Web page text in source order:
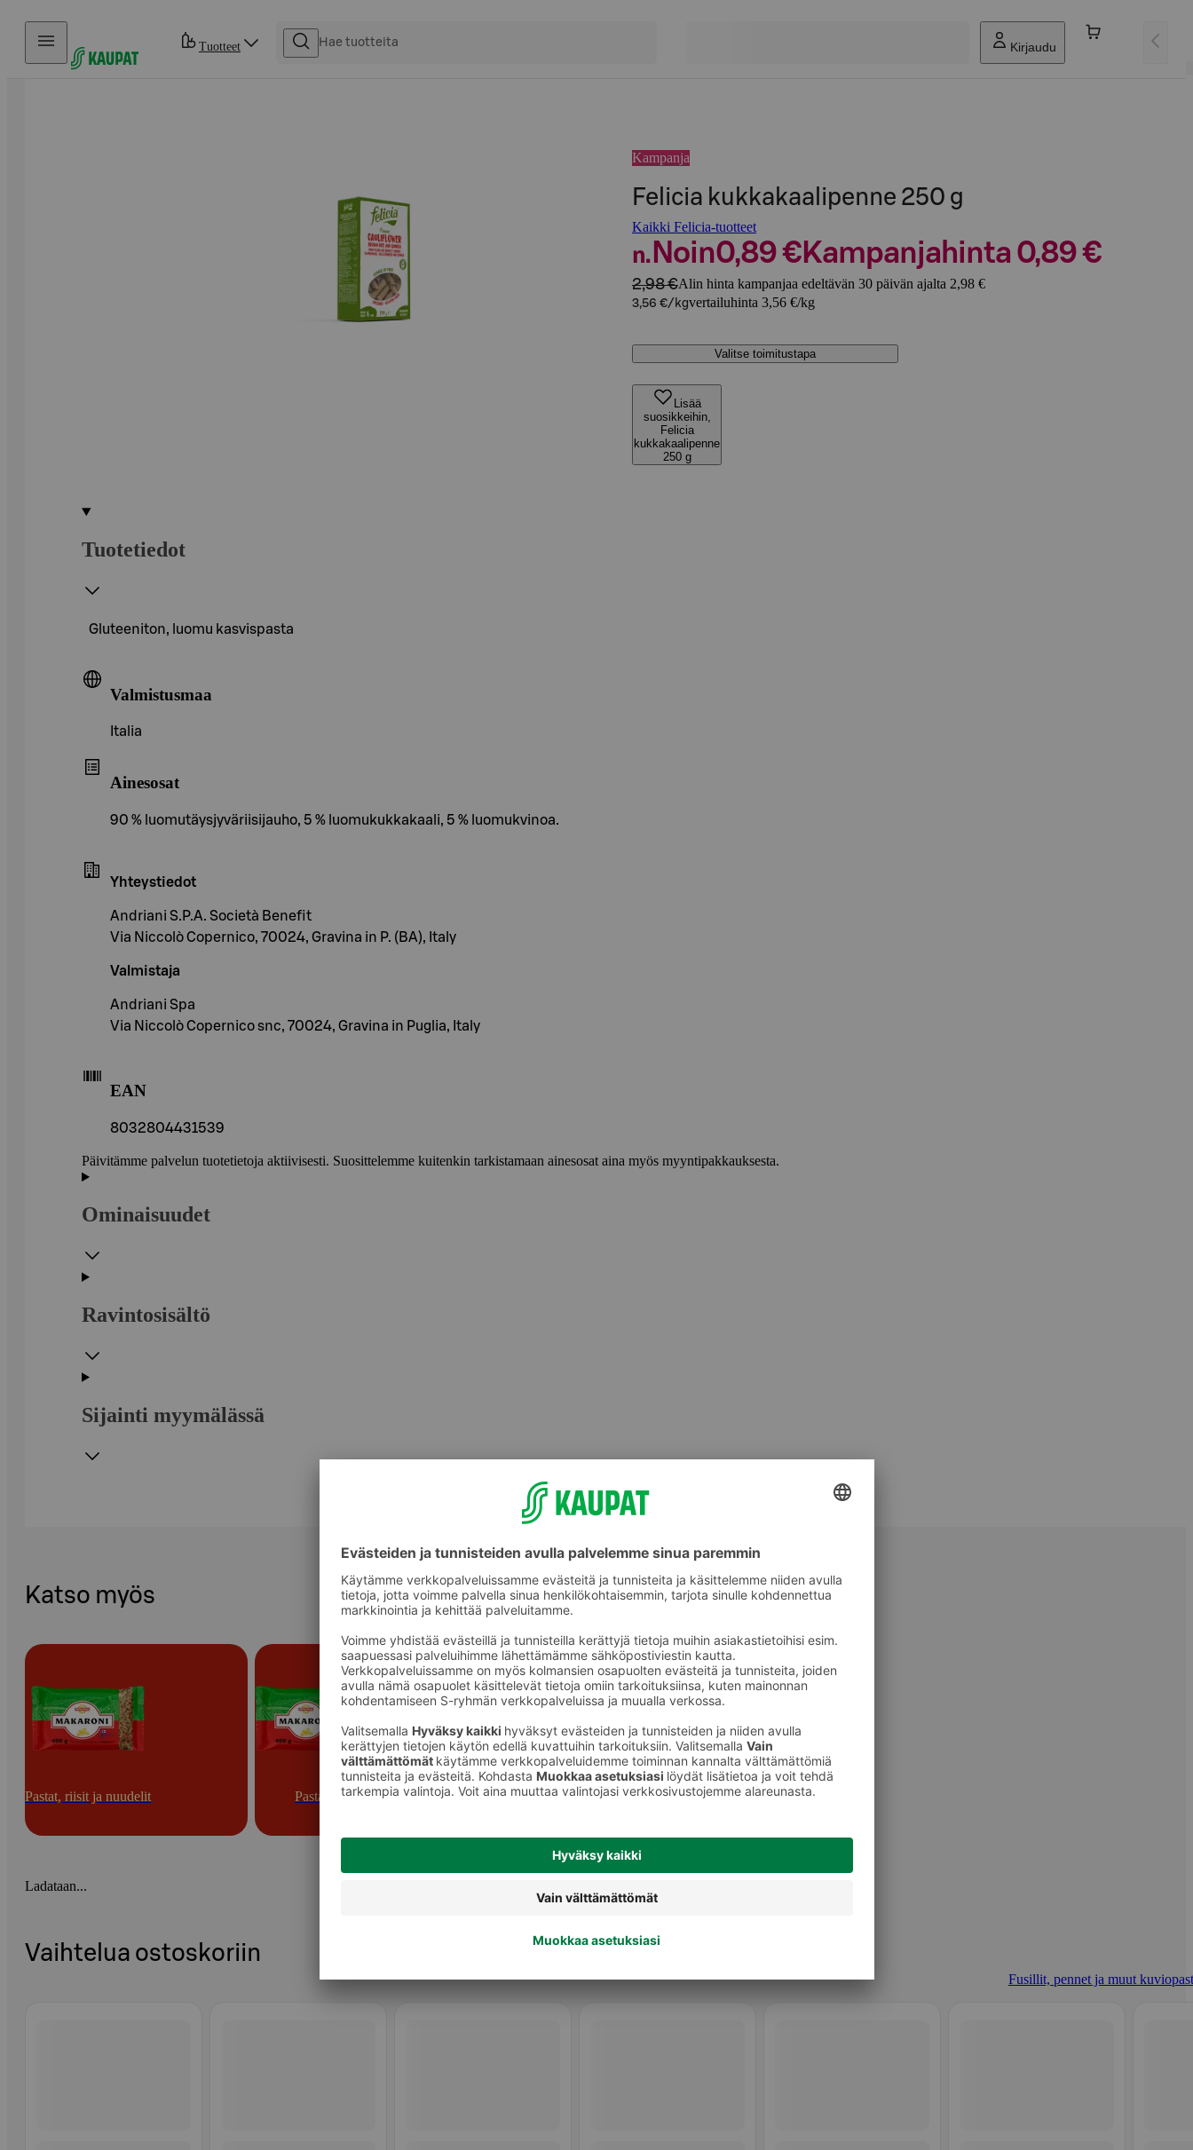
Hyppää sisältöön
Tuotteet Kirjaudu
Kampanja
Felicia kukkakaalipenne 250 g
Kaikki Felicia-tuotteet
n. Noin0,89 €Kampanjahinta 0,89 €
2,98 €Alin hinta kampanjaa edeltävän 30 päivän ajalta 2,98 €
3,56 €/kgvertailuhinta 3,56 €/kg
Valitse toimitustapa
Lisää
suosikkeihin,
Felicia
kukkakaalipenne
250 g
Tuotetiedot
Gluteeniton, luomu kasvispasta
Valmistusmaa
Italia
Ainesosat
90 % luomutäysjyväriisijauho, 5 % luomukukkakaali, 5 % luomukvinoa.
Yhteystiedot
Andriani S.P.A. Società Benefit
Via Niccolò Copernico, 70024, Gravina in P. (BA), Italy
Valmistaja
Andriani Spa
Via Niccolò Copernico snc, 70024, Gravina in Puglia, Italy
EAN
8032804431539
Päivitämme palvelun tuotetietoja aktiivisesti. Suosittelemme kuitenkin tarkistamaan ainesosat aina myös myyntipakkauksesta.
Ominaisuudet
Ravintosisältö
Sijainti myymälässä
Katso myös
Pastat, riisit ja nuudelit Pastat Fusillit, pennet ja muut kuviopastat
Ladataan...
Vaihtelua ostoskoriin
Fusillit, pennet ja muut